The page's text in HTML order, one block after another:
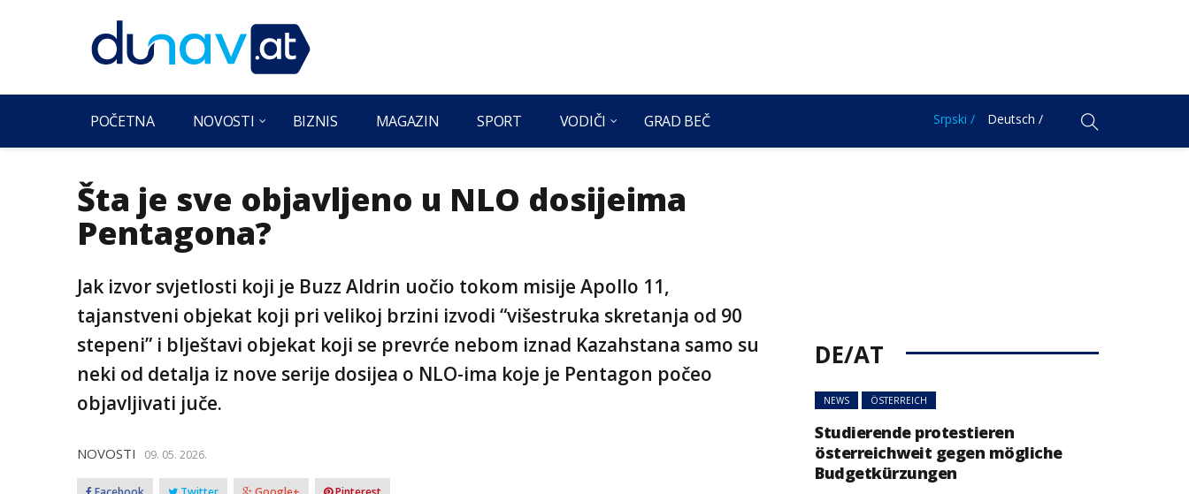
POČETNA NOVOSTI BIZNIS MAGAZIN SPORT VODIČI GRAD BEČ Srpski / Deutsch /
Šta je sve objavljeno u NLO dosijeima
Pentagona?
Jak izvor svjetlosti koji je Buzz Aldrin uočio tokom misije Apollo 11,
tajanstveni objekat koji pri velikoj brzini izvodi “višestruka skretanja od 90
stepeni” i blještavi objekat koji se prevrće nebom iznad Kazahstana samo su
neki od detalja iz nove serije dosijea o NLO-ima koje je Pentagon počeo
objavljivati juče.
NOVOSTI 09. 05. 2026.
DE/AT
NEWS ÖSTERREICH
Studierende protestieren
österreichweit gegen mögliche
Budgetkürzungen